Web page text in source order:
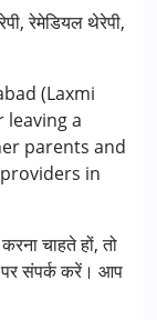
रेमेडियल थेरेपी,
(Laxmi
leaving a
parents and
in
चाहते हों, तो
पर संपर्क करें। आप